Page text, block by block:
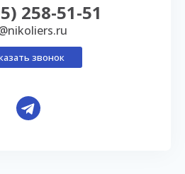
258-51-51
звонок